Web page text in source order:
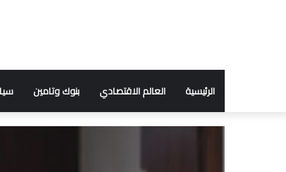
الرئيسية العالم الاقتصادي بنوك وتامين